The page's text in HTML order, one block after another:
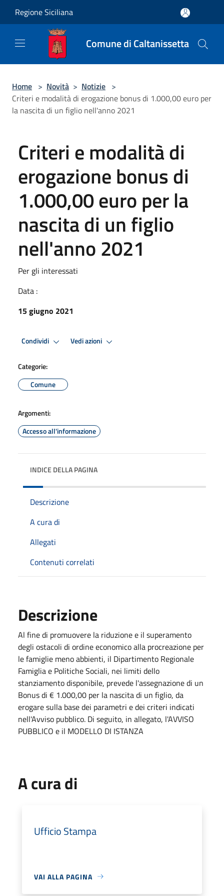
Regione Siciliana
Comune di Caltanissetta
Home > Novità > Notizie >
Criteri e modalità di erogazione bonus di 1.000,00 euro per
la nascita di un figlio nell'anno 2021
Criteri e modalità di
erogazione bonus di
1.000,00 euro per la
nascita di un figlio
nell'anno 2021
Per gli interessati
Data :
15 giugno 2021
Condividi Vedi azioni
Categorie:
Comune
Argomenti:
Accesso all'informazione
INDICE DELLA PAGINA
Descrizione
A cura di
Allegati
Contenuti correlati
Descrizione
Al fine di promuovere la riduzione e il superamento
degli ostacoli di ordine economico alla procreazione per
le famiglie meno abbienti, il Dipartimento Regionale
Famiglia e Politiche Sociali, nei limiti dello
stanziamento disponibile, prevede l'assegnazione di un
Bonus di € 1.000,00 per la nascita di un figlio, da
erogare sulla base dei parametri e dei criteri indicati
nell'Avviso pubblico. Di seguito, in allegato, l'AVVISO
PUBBLICO e il MODELLO DI ISTANZA
A cura di
Ufficio Stampa
VAI ALLA PAGINA